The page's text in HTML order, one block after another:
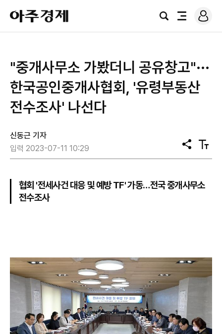
아
주
경
검
전
로
그
​"중개사무소 가봤더니 공유창고"···
​한국공인중개사협회, '유령부동산
전수조사' 나선다
신동근 기자
입력 2023-07-11 10:29
공
유
텍
스
기
협회 '전세사건 대응 및 예방 TF' 가동…전국 중개사무소
전수조사